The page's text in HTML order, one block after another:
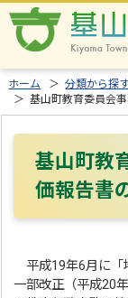
ホーム ＞分類から探
＞ 基山町教育委員会
基山町教
価報告書
平成19年6月に「
一部改正（平成20